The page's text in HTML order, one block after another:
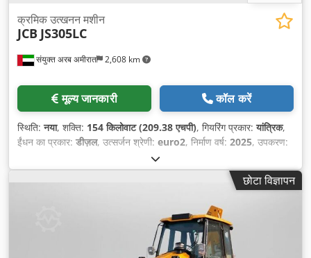
संयुक्त अरब अमीरात 2,608 km
क्रमिक उत्खनन मशीन
JCB JS305LC
मूल्य जानकारी कॉल करें
स्थिति:नया, शक्ति: 154 किलोवाट (209.38 एचपी), गियरिंग प्रकार:यांत्रिक,
ईंधन का प्रकार: डीज़ल, उत्सर्जन श्रेणी: euro2, निर्माण वर्ष: 2025, उपकरण:
छोटा विज्ञापन